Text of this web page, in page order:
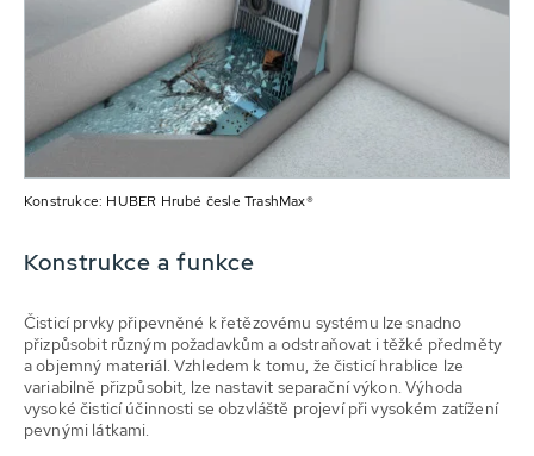
Konstrukce: HUBER Hrubé česle TrashMax®
Konstrukce a funkce
Čisticí prvky připevněné k řetězovému systému lze snadno
přizpůsobit různým požadavkům a odstraňovat i těžké předměty
a objemný materiál. Vzhledem k tomu, že čisticí hrablice lze
variabilně přizpůsobit, lze nastavit separační výkon. Výhoda
vysoké čisticí účinnosti se obzvláště projeví při vysokém zatížení
pevnými látkami.